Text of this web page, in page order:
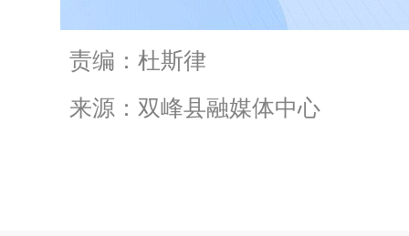
责编：杜斯律
来源：双峰县融媒体中心